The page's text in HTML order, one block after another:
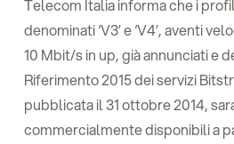
Telecom Italia informa che i
denominati ‘V3’ e ‘V4’, aventi
10 Mbit/s in up, già annunciati e
Riferimento 2015 dei servizi
pubblicata il 31 ottobre 2014,
commercialmente disponibili a